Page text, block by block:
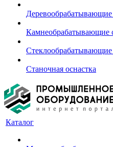
Деревообрабатывающие
Камнеобрабатывающие
Стеклообрабатывающие
Станочная оснастка
Каталог